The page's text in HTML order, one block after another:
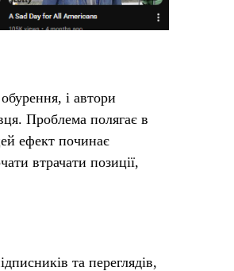
і автори
Проблема полягає в
ефект починає
втрачати позиції,
та переглядів,